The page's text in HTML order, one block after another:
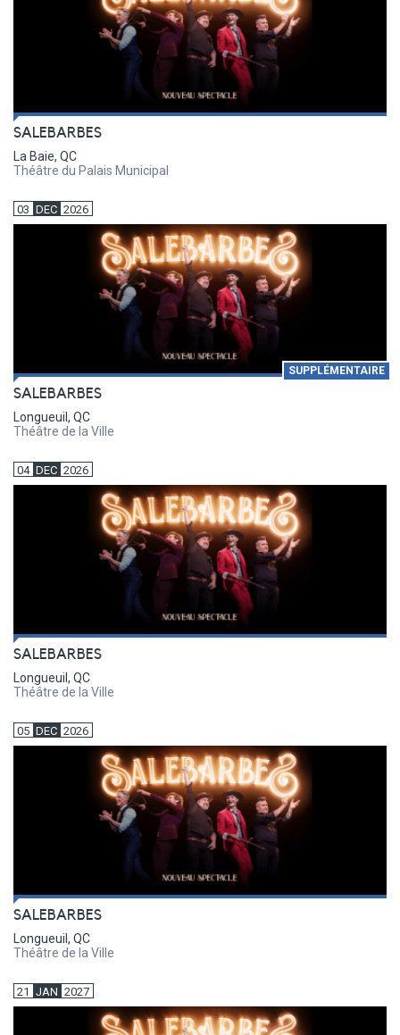
SALEBARBES
La Baie, QC
Théâtre du Palais Municipal
03 DEC 2026
SUPPLÉMENTAIRE
SALEBARBES
Longueuil, QC
Théâtre de la Ville
04 DEC 2026
SALEBARBES
Longueuil, QC
Théâtre de la Ville
05 DEC 2026
SALEBARBES
Longueuil, QC
Théâtre de la Ville
21 JAN 2027